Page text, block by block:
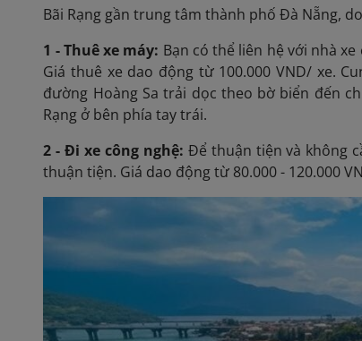
Bãi Rạng gần trung tâm thành phố Đà Nẵng,
1 - Thuê xe máy: Bạn có thể liên hệ với nhà
Giá thuê xe dao động từ 100.000 VND/ xe.
đường Hoàng Sa trải dọc theo bờ biển đến
Rạng ở bên phía tay trái.
2 - Đi xe công nghệ: Để thuận tiện và không
thuận tiện. Giá dao động từ 80.000 - 120.000